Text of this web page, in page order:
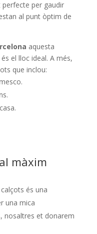
perfecte per gaudir
al punt òptim de
aquesta
el lloc ideal. A més,
que inclou:
màxim
és una
una mica
nosaltres et donarem